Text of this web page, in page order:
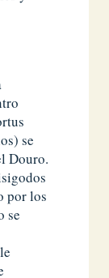
se
Douro.
por los
se